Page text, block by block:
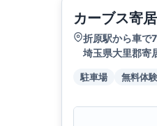
カーブス寄
折原駅から車で
埼玉県大里郡
駐車場 無料体験